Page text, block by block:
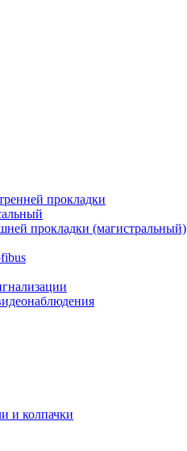
прокладки
прокладки (магистральный)
и колпачки